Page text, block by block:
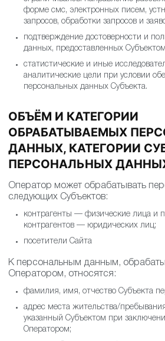
форме смс, электронных писем,
запросов, обработки запросов и
подтверждение достоверности и
данных, предоставленных
статистические и иные
аналитические цели при условии
персональных данных Субъекта.
ОБЪЁМ И КАТЕГОРИИ
ОБРАБАТЫВАЕМЫХ
ДАННЫХ, КАТЕГОРИИ
ПЕРСОНАЛЬНЫХ
Оператор может обрабатывать
следующих Субъектов:
контрагенты — физические лица и
контрагентов — юридических лиц;
посетители Сайта
К персональным данным,
Оператором, относятся:
фамилия, имя, отчество Субъекта
адрес места жительства/
указанный Субъектом при
Оператором;